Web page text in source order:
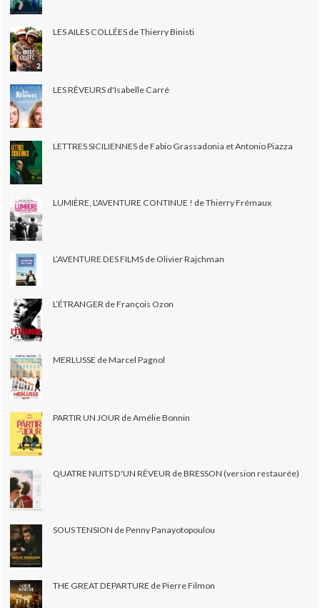
LES AILES COLLÉES de Thierry Binisti
LES RÊVEURS d'Isabelle Carré
LETTRES SICILIENNES de Fabio Grassadonia et Antonio Piazza
LUMIÈRE, L'AVENTURE CONTINUE ! de Thierry Frémaux
L’AVENTURE DES FILMS de Olivier Rajchman
L’ÉTRANGER de François Ozon
MERLUSSE de Marcel Pagnol
PARTIR UN JOUR de Amélie Bonnin
QUATRE NUITS D'UN RÊVEUR de BRESSON (version restaurée)
SOUS TENSION de Penny Panayotopoulou
THE GREAT DEPARTURE de Pierre Filmon